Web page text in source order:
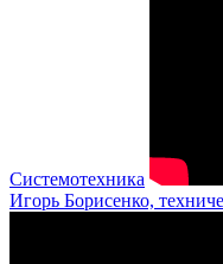
Системотехника
Игорь Борисенко,